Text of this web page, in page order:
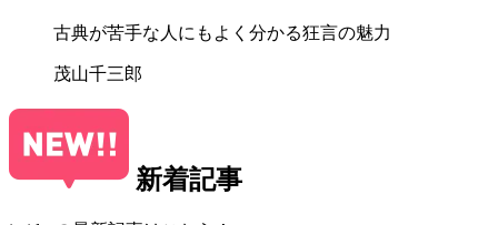
古典が苦手な人にもよく分かる狂言の魅力
茂山千三郎
新着記事